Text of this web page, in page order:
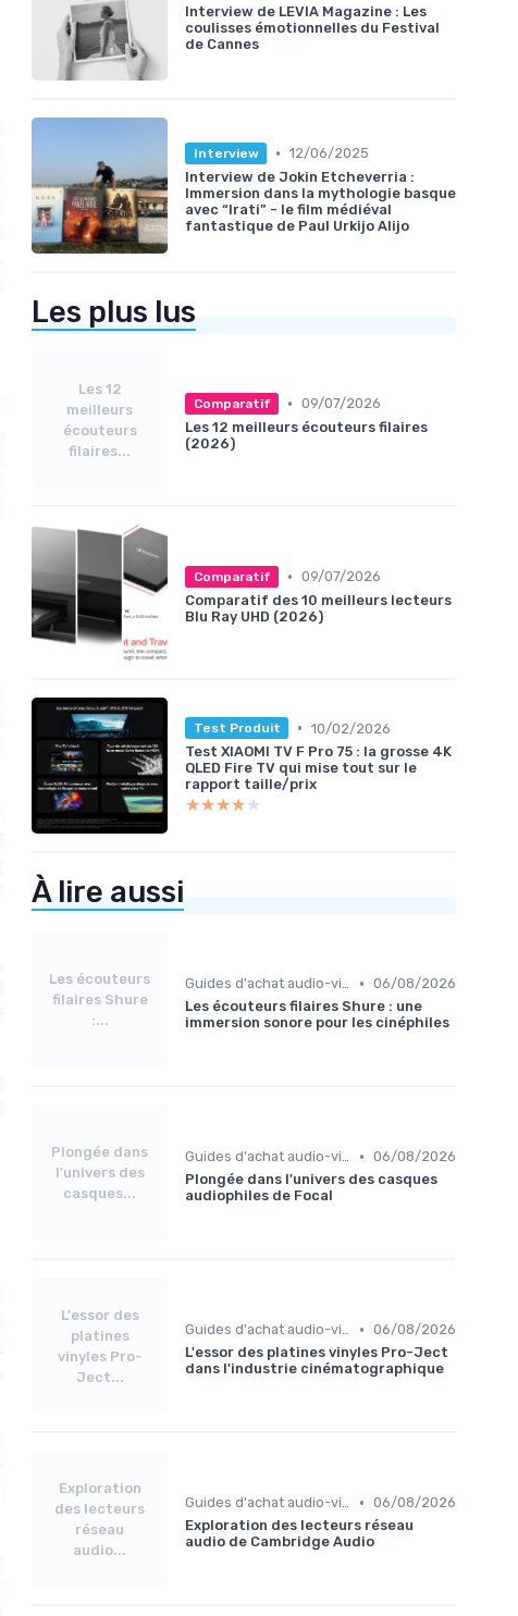
Interview de LEVIA Magazine : Les
coulisses émotionnelles du Festival
de Cannes
Interview • 12/06/2025
Interview de Jokin Etcheverria :
Immersion dans la mythologie basque
avec “Irati” - le film médiéval
fantastique de Paul Urkijo Alijo
Les plus lus
Les 12
meilleurs
écouteurs
filaires...
Comparatif • 09/07/2026
Les 12 meilleurs écouteurs filaires
(2026)
Comparatif • 09/07/2026
Comparatif des 10 meilleurs lecteurs
Blu Ray UHD (2026)
Test Produit • 10/02/2026
Test XIAOMI TV F Pro 75 : la grosse 4K
QLED Fire TV qui mise tout sur le
rapport taille/prix
★★★★★
★★★★★
À lire aussi
Les écouteurs
filaires Shure
:...
Guides d'achat audio-vidéo • 06/08/2026
Les écouteurs filaires Shure : une
immersion sonore pour les cinéphiles
Plongée dans
l'univers des
casques...
Guides d'achat audio-vidéo • 06/08/2026
Plongée dans l'univers des casques
audiophiles de Focal
L'essor des
platines
vinyles Pro-
Ject...
Guides d'achat audio-vidéo • 06/08/2026
L'essor des platines vinyles Pro-Ject
dans l'industrie cinématographique
Exploration
des lecteurs
réseau
audio...
Guides d'achat audio-vidéo • 06/08/2026
Exploration des lecteurs réseau
audio de Cambridge Audio